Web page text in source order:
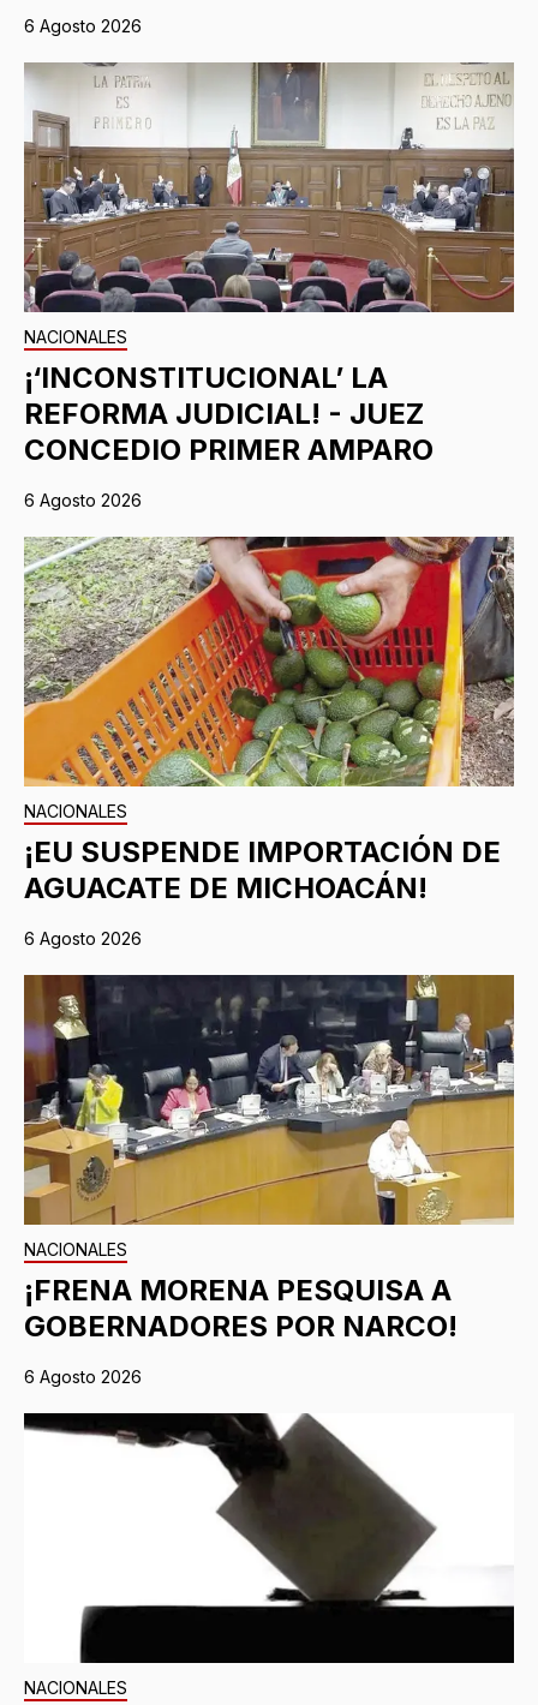
6 Agosto 2026
NACIONALES
¡‘INCONSTITUCIONAL’ LA
REFORMA JUDICIAL! - JUEZ
CONCEDIO PRIMER AMPARO
6 Agosto 2026
NACIONALES
¡EU SUSPENDE IMPORTACIÓN DE
AGUACATE DE MICHOACÁN!
6 Agosto 2026
NACIONALES
¡FRENA MORENA PESQUISA A
GOBERNADORES POR NARCO!
6 Agosto 2026
NACIONALES